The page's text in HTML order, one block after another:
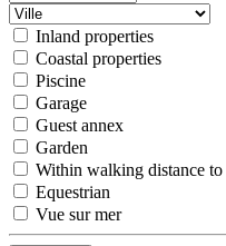
Inland properties
Coastal properties
Piscine
Garage
Guest annex
Garden
Within walking distance
Equestrian
Vue sur mer